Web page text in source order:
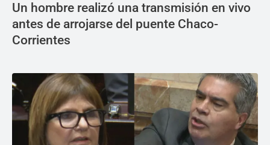
Un hombre realizó una transmisión en vivo
antes de arrojarse del puente Chaco-
Corrientes